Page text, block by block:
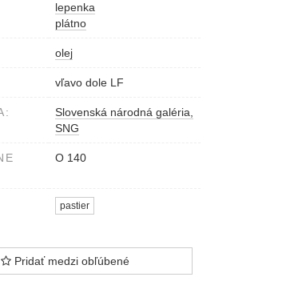
lepenka
plátno
olej
vľavo dole LF
Slovenská národná galéria,
SNG
O 140
pastier
Pridať medzi obľúbené